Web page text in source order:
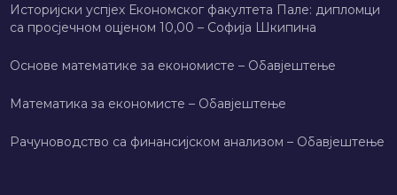
Историјски успјех Економског факултета Пале: дипломци
са просјечном оцјеном 10,00 – Софија Шкипина
Основе математике за економисте – Обавјештење
Математика за економисте – Обавјештење
Рачуноводство са финансијском анализом – Обавјештење